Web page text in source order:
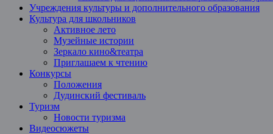
Учреждения культуры и дополнительного образования
Культура для школьников
Активное лето
Музейные истории
Зеркало кино&театра
Приглашаем к чтению
Конкурсы
Положения
Дудинский фестиваль
Туризм
Новости туризма
Видеосюжеты